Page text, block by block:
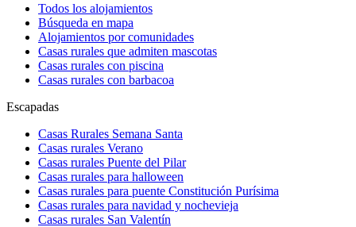
Todos los alojamientos
Búsqueda en mapa
Alojamientos por comunidades
Casas rurales que admiten mascotas
Casas rurales con piscina
Casas rurales con barbacoa
Escapadas
Casas Rurales Semana Santa
Casas rurales Verano
Casas rurales Puente del Pilar
Casas rurales para halloween
Casas rurales para puente Constitución Purísima
Casas rurales para navidad y nochevieja
Casas rurales San Valentín